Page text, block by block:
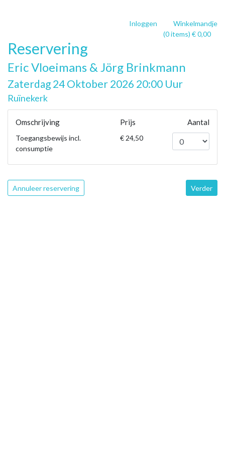
Inloggen
Winkelmandje
(0 items) € 0,00
Reservering
Eric Vloeimans & Jörg Brinkmann
Zaterdag 24 Oktober 2026 20:00 Uur
Ruïnekerk
Omschrijving Prijs Aantal
Toegangsbewijs incl.
consumptie
€ 24,50
Annuleer reservering Verder